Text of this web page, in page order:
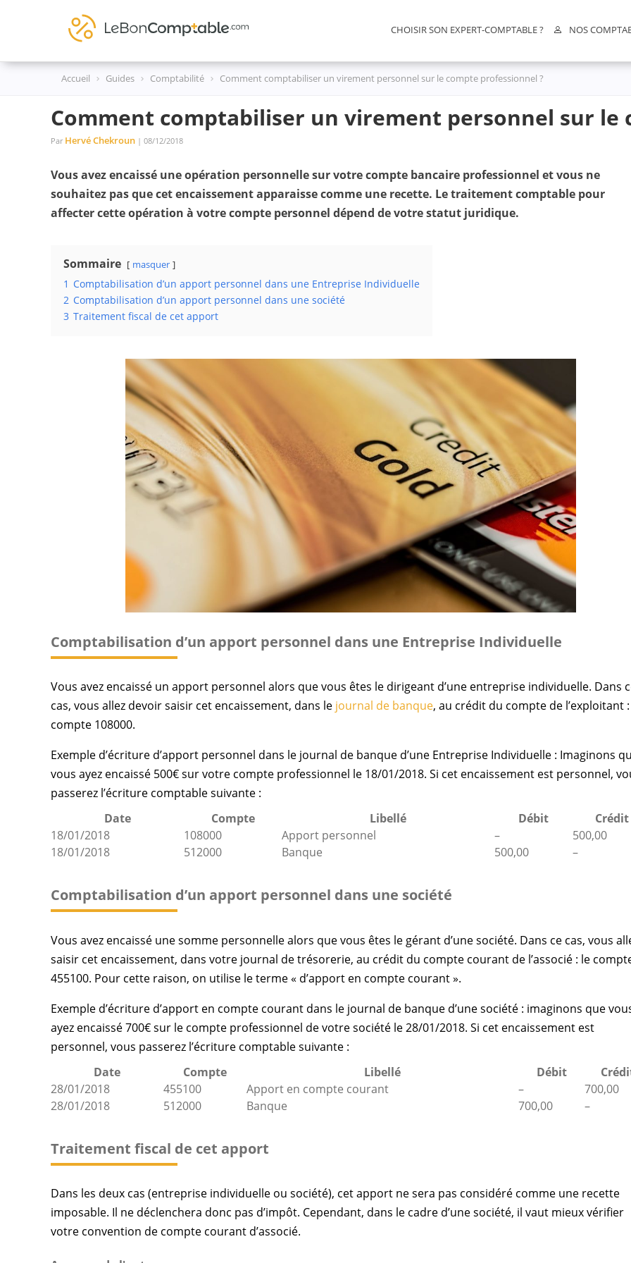
CHOISIR SON EXPERT-COMPTABLE ? NOS
Accueil Guides Comptabilité Comment comptabiliser un virement personnel sur le compte professionnel ?
Comment comptabiliser un virement personnel sur le
Par Hervé Chekroun | 08/12/2018
Vous avez encaissé une opération personnelle sur votre compte bancaire professionnel et vous ne
souhaitez pas que cet encaissement apparaisse comme une recette. Le traitement comptable pour
affecter cette opération à votre compte personnel dépend de votre statut juridique.
Sommaire masquer
1 Comptabilisation d’un apport personnel dans une Entreprise Individuelle
2 Comptabilisation d’un apport personnel dans une société
3 Traitement fiscal de cet apport
Comptabilisation d’un apport personnel dans une Entreprise Individuelle
Vous avez encaissé un apport personnel alors que vous êtes le dirigeant d’une entreprise individuelle. Dans
cas, vous allez devoir saisir cet encaissement, dans le journal de banque, au crédit du compte de l’exploitant
compte 108000.
Exemple d’écriture d’apport personnel dans le journal de banque d’une Entreprise Individuelle : Imaginons
vous ayez encaissé 500€ sur votre compte professionnel le 18/01/2018. Si cet encaissement est personnel,
passerez l’écriture comptable suivante :
Date
Compte Libellé Débit
Crédit
18/01/2018
108000 Apport personnel –
500,00
18/01/2018
512000 Banque 500,00 –
Comptabilisation d’un apport personnel dans une société
Vous avez encaissé une somme personnelle alors que vous êtes le gérant d’une société. Dans ce cas, vous
saisir cet encaissement, dans votre journal de trésorerie, au crédit du compte courant de l’associé : le
455100. Pour cette raison, on utilise le terme « d’apport en compte courant ».
Exemple d’écriture d’apport en compte courant dans le journal de banque d’une société : imaginons que
ayez encaissé 700€ sur le compte professionnel de votre société le 28/01/2018. Si cet encaissement est
personnel, vous passerez l’écriture comptable suivante :
Date
Compte Libellé Débit
28/01/2018
455100 Apport en compte courant –
700,00
28/01/2018
512000 Banque 700,00 –
Traitement fiscal de cet apport
Dans les deux cas (entreprise individuelle ou société), cet apport ne sera pas considéré comme une recette
imposable. Il ne déclenchera donc pas d’impôt. Cependant, dans le cadre d’une société, il vaut mieux vérifier
votre convention de compte courant d’associé.